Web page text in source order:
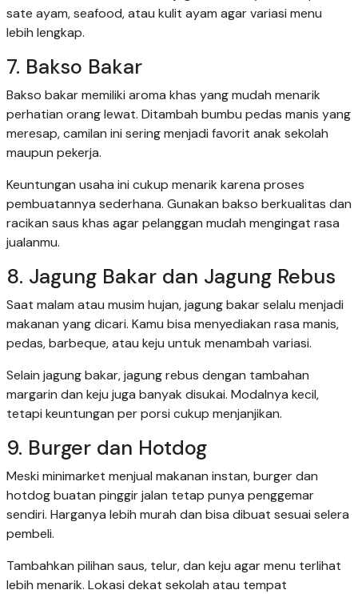
sate ayam, seafood, atau kulit ayam agar variasi menu
lebih lengkap.
7. Bakso Bakar
Bakso bakar memiliki aroma khas yang mudah menarik
perhatian orang lewat. Ditambah bumbu pedas manis yang
meresap, camilan ini sering menjadi favorit anak sekolah
maupun pekerja.
Keuntungan usaha ini cukup menarik karena proses
pembuatannya sederhana. Gunakan bakso berkualitas dan
racikan saus khas agar pelanggan mudah mengingat rasa
jualanmu.
8. Jagung Bakar dan Jagung Rebus
Saat malam atau musim hujan, jagung bakar selalu menjadi
makanan yang dicari. Kamu bisa menyediakan rasa manis,
pedas, barbeque, atau keju untuk menambah variasi.
Selain jagung bakar, jagung rebus dengan tambahan
margarin dan keju juga banyak disukai. Modalnya kecil,
tetapi keuntungan per porsi cukup menjanjikan.
9. Burger dan Hotdog
Meski minimarket menjual makanan instan, burger dan
hotdog buatan pinggir jalan tetap punya penggemar
sendiri. Harganya lebih murah dan bisa dibuat sesuai selera
pembeli.
Tambahkan pilihan saus, telur, dan keju agar menu terlihat
lebih menarik. Lokasi dekat sekolah atau tempat